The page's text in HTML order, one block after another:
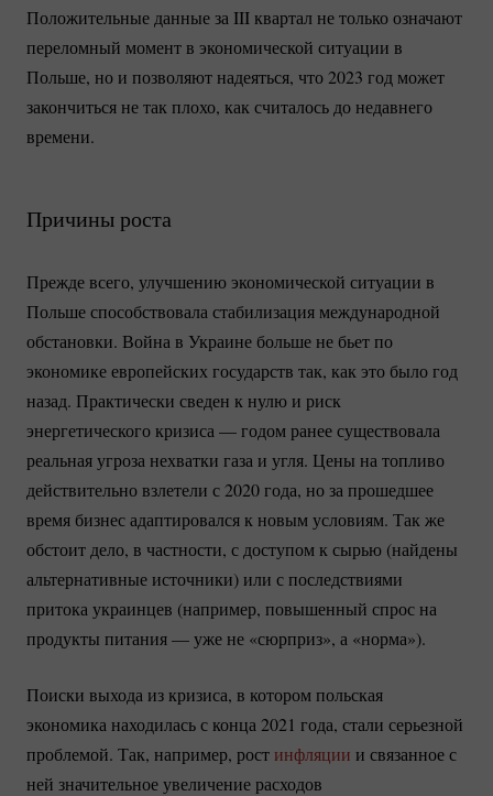
Положительные данные за III квартал не только означают
переломный момент в экономической ситуации в
Польше, но и позволяют надеяться, что 2023 год может
закончиться не так плохо, как считалось до недавнего
времени.
Причины роста
Прежде всего, улучшению экономической ситуации в
Польше способствовала стабилизация международной
обстановки. Война в Украине больше не бьет по
экономике европейских государств так, как это было год
назад. Практически сведен к нулю и риск
энергетического кризиса — годом ранее существовала
реальная угроза нехватки газа и угля. Цены на топливо
действительно взлетели с 2020 года, но за прошедшее
время бизнес адаптировался к новым условиям. Так же
обстоит дело, в частности, с доступом к сырью (найдены
альтернативные источники) или с последствиями
притока украинцев (например, повышенный спрос на
продукты питания — уже не «сюрприз», а «норма»).
Поиски выхода из кризиса, в котором польская
экономика находилась с конца 2021 года, стали серьезной
проблемой. Так, например, рост инфляции и связанное с
ней значительное увеличение расходов